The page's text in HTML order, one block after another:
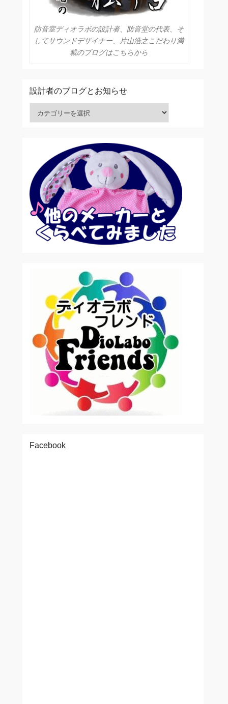
防音室ディオラボの設計者、防音堂の代表、そ
してサウンドデザイナー、片山浩之こだわり満
載のブログはこちらから
設計者のブログとお知らせ
Facebook